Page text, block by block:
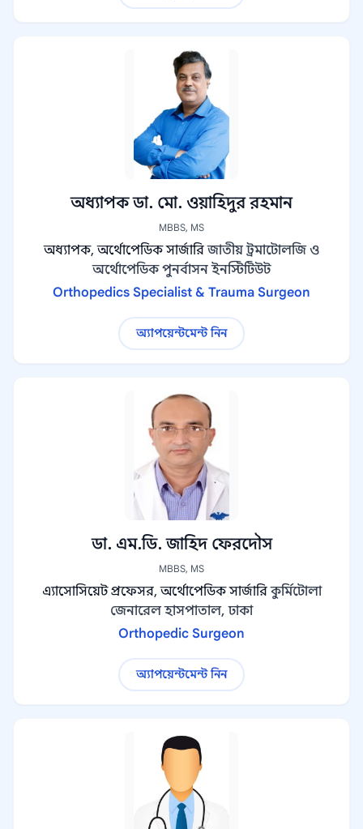
অধ্যাপক ডা. মো. ওয়াহিদুর রহমান
MBBS, MS
অধ্যাপক, অর্থোপেডিক সার্জারি জাতীয় ট্রমাটোলজি ও
অর্থোপেডিক পুনর্বাসন ইনস্টিটিউট
Orthopedics Specialist & Trauma Surgeon
অ্যাপয়েন্টমেন্ট নিন
ডা. এম.ডি. জাহিদ ফেরদৌস
MBBS, MS
এ্যাসোসিয়েট প্রফেসর, অর্থোপেডিক সার্জারি কুর্মিটোলা
জেনারেল হাসপাতাল, ঢাকা
Orthopedic Surgeon
অ্যাপয়েন্টমেন্ট নিন